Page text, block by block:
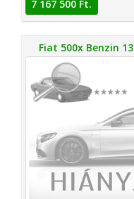
7 167 500 Ft.
Fiat 500x Benzin